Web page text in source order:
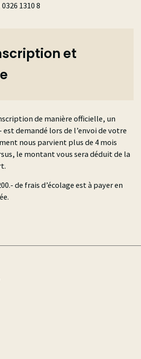
1310 8
et
de manière officielle, un
est demandé lors de l’envoi de votre
nous parvient plus de 4 mois
le montant vous sera déduit de la
de frais d’écolage est à payer en